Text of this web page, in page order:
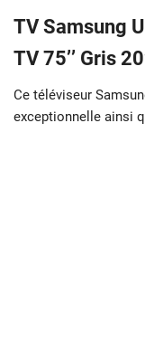
TV Samsung
TV 75’’ Gris
Ce téléviseur
exceptionnelle ainsi